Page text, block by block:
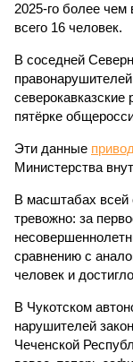
2025-го более чем
всего 16 человек.
В соседней
северокавказские
пятёрке
Эти данные
Министерства
В масштабах всей
тревожно: за
сравнению с
человек и
В Чукотском
нарушителей
Чеченской